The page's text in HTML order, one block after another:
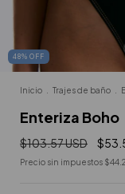
48% OFF
Inicio Trajes de baño
Enteriza Boho
$103.57 USD
Precio sin impuestos